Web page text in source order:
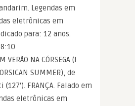
Legendas em
eletrônicas em
para: 12 anos.
VERÃO NA CÓRSEGA (I
SUMMER), de
(127′). FRANÇA. Falado em
eletrônicas em